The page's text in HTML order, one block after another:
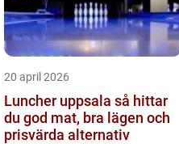
20 april 2026
Luncher uppsala så hittar
du god mat, bra lägen och
prisvärda alternativ